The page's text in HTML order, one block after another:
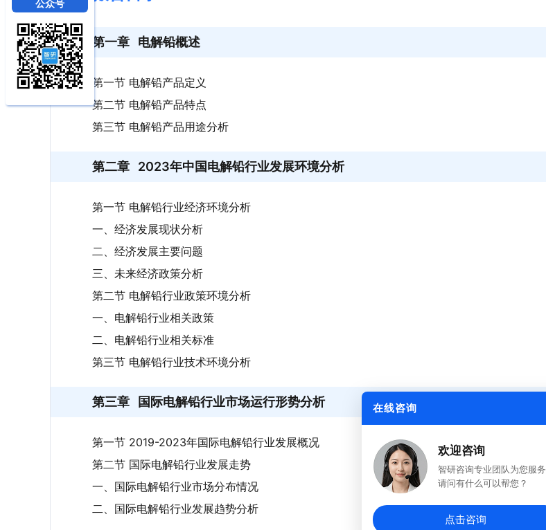
第一章 电解铅概述
第一节 电解铅产品定义
第二节 电解铅产品特点
第三节 电解铅产品用途分析
第二章 2023年中国电解铅行业发展环境分析
第一节 电解铅行业经济环境分析
一、经济发展现状分析
二、经济发展主要问题
三、未来经济政策分析
第二节 电解铅行业政策环境分析
一、电解铅行业相关政策
二、电解铅行业相关标准
第三节 电解铅行业技术环境分析
第三章 国际电解铅行业市场运行形势分析
第一节 2019-2023年国际电解铅行业发展概况
第二节 国际电解铅行业发展走势
一、国际电解铅行业市场分布情况
二、国际电解铅行业发展趋势分析
在线咨询
欢迎咨询
智研咨询专业团队为您服务
请问有什么可以帮您？
点击咨询
公众号